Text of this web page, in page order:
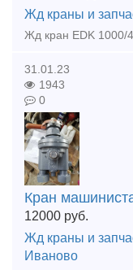
Жд краны и
31.01.23
1943
0
Кран
12000 руб.
Жд краны и
Иваново